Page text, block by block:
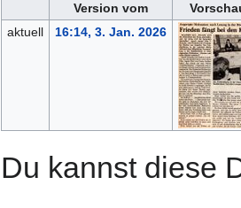
Version vom
aktuell
16:14, 3. Jan. 2026
Du kannst diese